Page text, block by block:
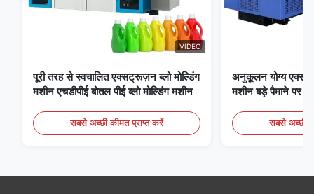
VIDEO
पूरी तरह से स्वचालित एक्सट्रूज़न ब्लो मोल्डिंग
मशीन एचडीपीई बोतल पीई ब्लो मोल्डिंग मशीन
सबसे अच्छी कीमत प्राप्त करें
अनुकूलन योग्य
मशीन बड़े पैमाने पर
सबसे अच्छी